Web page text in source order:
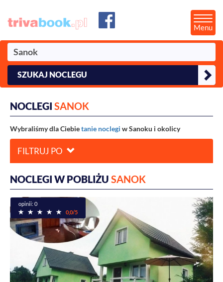
Menu
SZUKAJ NOCLEGU
NOCLEGI SANOK
Wybraliśmy dla Ciebietanie noclegi w Sanoku i okolicy
FILTRUJ PO
NOCLEGI W POBLIŻU SANOK
opinii: 0
0,0/5